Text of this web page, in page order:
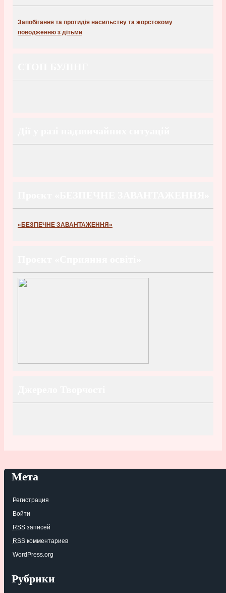
Запобігання та протидія насильству та жорстокому
поводженню з дітьми
«БЕЗПЕЧНЕ ЗАВАНТАЖЕННЯ»
Мета
Регистрация
Войти
RSS записей
RSS комментариев
WordPress.org
Рубрики